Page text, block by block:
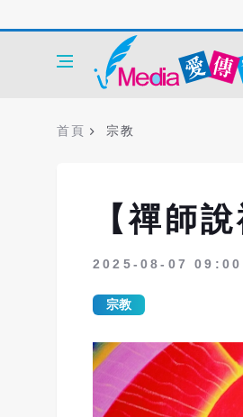
首頁 宗教
【禪師
2025-08-07 09:00
宗教